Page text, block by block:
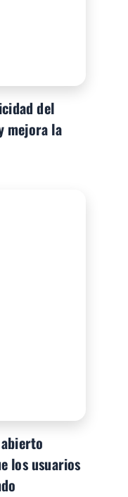
del
mejora la
los usuarios